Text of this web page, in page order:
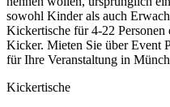
sowohl Kinder als auch
Kickertische für 4-22 Personen
Kicker. Mieten Sie über Event
für Ihre Veranstaltung in
Kickertische